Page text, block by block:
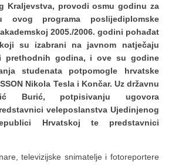
Kraljevstva, provodi osmu godinu za
ovog programa poslijediplomske
2005./2006. godini pohađat
su izabrani na javnom natječaju
prethodnih godina, i ove su godine
studenata potpomogle hrvatske
Nikola Tesla i Končar. Uz državnu
Burić, potpisivanju ugovora
veleposlanstva Ujedinjenog
Hrvatskoj te predstavnici
televizijske snimatelje i fotoreportere